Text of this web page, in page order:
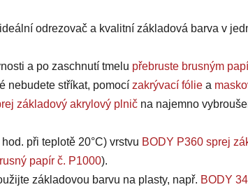
odrezovač a kvalitní základová barva v
a po zaschnutí tmelu přebruste brusným
nebudete stříkat, pomocí zakrývací fólie a
základový akrylový plnič na najemno
při teplotě 20°C) vrstvu BODY P360 sprej
papír č. P1000).
základovou barvu na plasty, např. BODY